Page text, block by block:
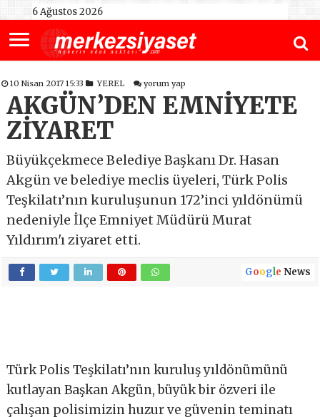
6 Ağustos 2026
10 Nisan 2017 15:33 YEREL yorum yap
AKGÜN’DEN EMNİYETE
ZİYARET
Büyükçekmece Belediye Başkanı Dr. Hasan
Akgün ve belediye meclis üyeleri, Türk Polis
Teşkilatı’nın kuruluşunun 172’inci yıldönümü
nedeniyle İlçe Emniyet Müdürü Murat
Yıldırım'ı ziyaret etti.
Google News
Türk Polis Teşkilatı’nın kuruluş yıldönümünü
kutlayan Başkan Akgün, büyük bir özveri ile
çalışan polisimizin huzur ve güvenin teminatı